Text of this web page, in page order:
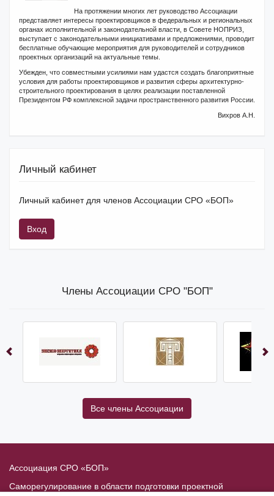
На протяжении многих лет руководство Ассоциации
представляет интересы проектировщиков в федеральных и региональных
органах исполнительной и законодательной власти, в Совете НОПРИЗ,
выступает с законодательными инициативами и предложениями, проводит
бесплатные обучающие мероприятия для руководителей и сотрудников
проектных организаций на актуальные темы.
Убежден, что совместными усилиями нам удастся создать благоприятные
условия для работы проектировщиков и развития сферы архитектурно-
строительного проектирования в целях реализации поставленной
Президентом РФ комплексной задачи пространственного развития России.
Вихров А.Н.
Личный кабинет
Личный кабинет для членов Ассоциации СРО «БОП»
Вход
Члены Ассоциации СРО "БОП"
Все члены Ассоциации
Ассоциация СРО «БОП»
Саморегулирование в области подготовки проектной